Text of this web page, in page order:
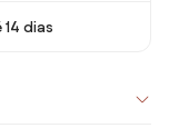
dias